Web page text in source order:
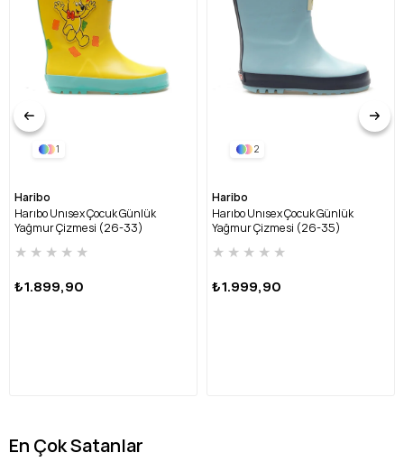
1
Haribo
Harıbo Unısex Çocuk Günlük
Yağmur Çizmesi (26-33)
★ ★ ★ ★ ★
₺1.899,90
2
Haribo
Harıbo Unısex Çocuk Günlük
Yağmur Çizmesi (26-35)
★ ★ ★ ★ ★
₺1.999,90
En Çok Satanlar